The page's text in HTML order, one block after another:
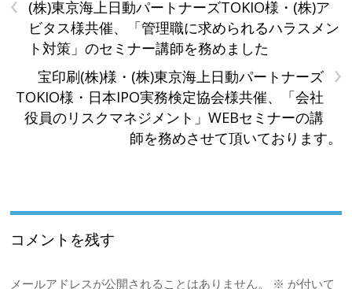
(株)東京海上日動パートナーズTOKIO様・(株)ア
ビタス様共催、「管理職に求められるハラスメン
ト対策」のセミナー講師を務めました
›
宝印刷(株)様・(株)東京海上日動パートナーズ
TOKIO様・日本IPO実務検定協会様共催、「会社
役員のリスクマネジメント」WEBセミナーの講
師を務めさせて頂いております。
コメントを残す
メールアドレスが公開されることはありません。 ※ が付いて